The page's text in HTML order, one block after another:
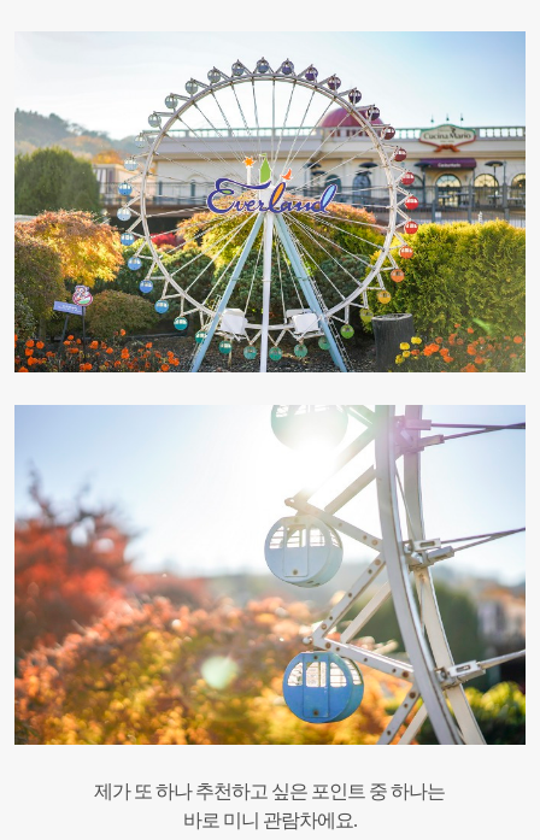
제가 또 하나 추천하고 싶은 포인트 중 하나는
바로 미니 관람차에요.